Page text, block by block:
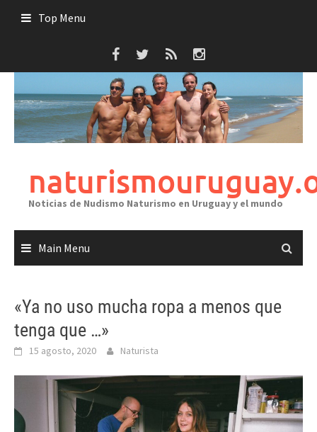
Top Menu
Noticias de Nudismo Naturismo en Uruguay y el mundo
Main Menu
«Ya no uso mucha ropa a menos que
tenga que …»
15 agosto, 2020 Naturista